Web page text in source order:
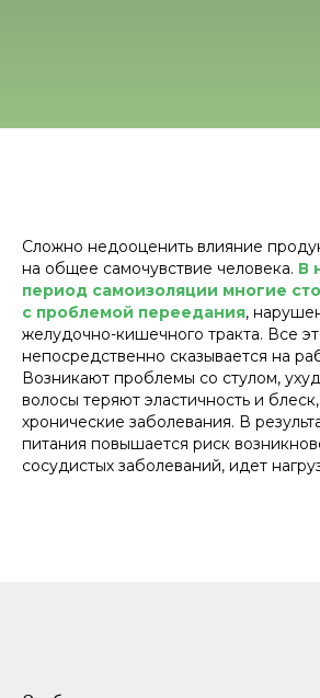
Сложно недооценить влияние
на общее самочувствие человека. В
период самоизоляции многие
с проблемой переедания,
желудочно-кишечного тракта. Все
непосредственно сказывается на
Возникают проблемы со стулом,
волосы теряют эластичность и
хронические заболевания. В
питания повышается риск
сосудистых заболеваний, идет